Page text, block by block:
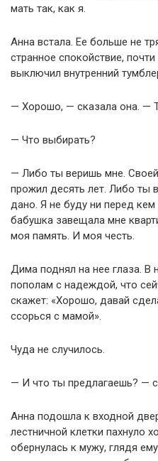
мать так, как я.
Анна встала. Ее больше не
странное спокойствие,
выключил внутренний
— Хорошо, — сказала она. —
— Что выбирать?
— Либо ты веришь мне.
прожил десять лет. Либо ты
дано. Я не буду ни перед
бабушка завещала мне
моя память. И моя честь.
Дима поднял на нее глаза. В
пополам с надеждой, что
скажет: «Хорошо, давай
ссорься с мамой».
Чуда не случилось.
— И что ты предлагаешь? —
Анна подошла к входной
лестничной клетки пахнуло
обернулась к мужу, глядя